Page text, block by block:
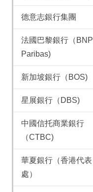
德意志銀行集團
法國巴黎銀行（BNP
Paribas)
新加坡銀行（BOS)
星展銀行（DBS)
中國信托商業銀行
（CTBC)
華夏銀行（香港代表
處）